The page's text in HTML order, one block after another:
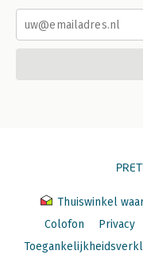
Thuiswinkel
Colofon
Privacy